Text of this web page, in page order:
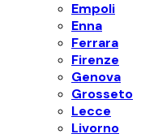
Empoli
Enna
Ferrara
Firenze
Genova
Grosseto
Lecce
Livorno